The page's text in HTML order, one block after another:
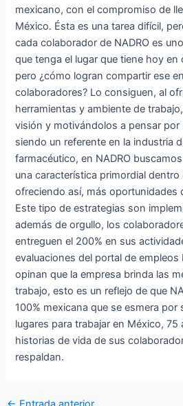
mexicano, con el compromiso de
México. Ésta es una tarea difícil,
cada colaborador de NADRO es
que tenga el lugar que tiene hoy en
pero ¿cómo logran compartir ese
colaboradores? Lo consiguen, al
herramientas y ambiente de
visión y motivándolos a pensar por
siendo un referente en la industria
farmacéutico, en NADRO
una característica primordial
ofreciendo así, más oportunidades
Este tipo de estrategias son
además de orgullo, los
entreguen el 200% en sus
evaluaciones del portal de
opinan que la empresa brinda las
trabajo, esto es un reflejo de que
100% mexicana que se esmera por
lugares para trabajar en México,
historias de vida de sus
respaldan.